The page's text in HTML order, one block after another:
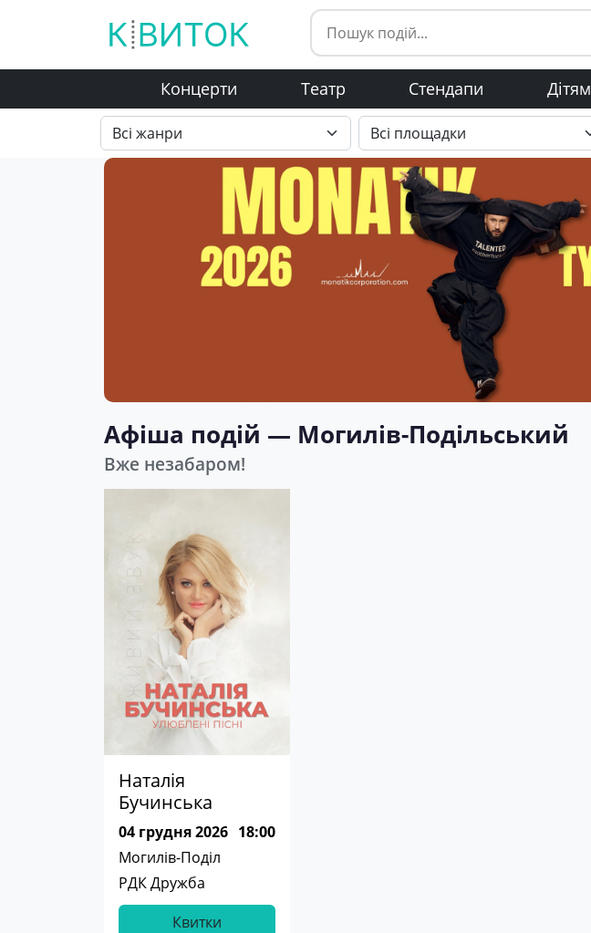
Концерти Театр Стендапи Дітям
Афіша подій — Могилів-Подільський
Вже незабаром!
Наталія
Бучинська
04 грудня 2026 18:00
Могилів-Поділ
РДК Дружба
Квитки